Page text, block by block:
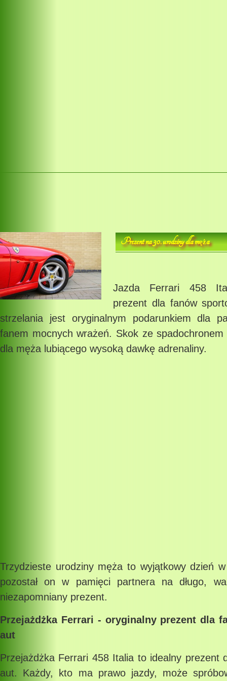
Prezent na 30. urodziny dla męża
Jazda Ferrari 458
prezent dla fanów
strzelania jest oryginalnym podarunkiem dla
fanem mocnych wrażeń. Skok ze
dla męża lubiącego wysoką dawkę adrenaliny.
Trzydzieste urodziny męża to wyjątkowy dzień w
pozostał on w pamięci partnera na długo,
niezapomniany prezent.
Przejażdżka Ferrari - oryginalny prezent dla
aut
Przejażdżka Ferrari 458 Italia to idealny prezent
aut. Każdy, kto ma prawo jazdy, może